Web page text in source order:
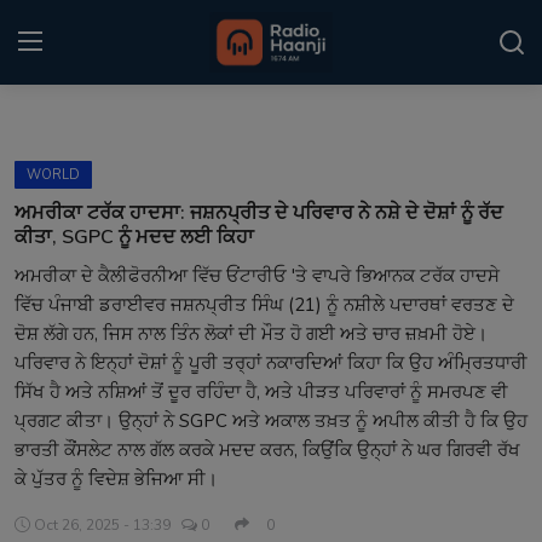
Home
Punjabi Podcast
Kitaab Kahani
Gallery
Sponsors
Matrimonial
Event
WORLD
ਅਮਰੀਕਾ ਟਰੱਕ ਹਾਦਸਾ: ਜਸ਼ਨਪ੍ਰੀਤ ਦੇ ਪਰਿਵਾਰ ਨੇ ਨਸ਼ੇ ਦੇ ਦੋਸ਼ਾਂ ਨੂੰ ਰੱਦ
ਕੀਤਾ, SGPC ਨੂੰ ਮਦਦ ਲਈ ਕਿਹਾ
ਅਮਰੀਕਾ ਦੇ ਕੈਲੀਫੋਰਨੀਆ ਵਿੱਚ ਓਂਟਾਰੀਓ 'ਤੇ ਵਾਪਰੇ ਭਿਆਨਕ ਟਰੱਕ ਹਾਦਸੇ
ਵਿੱਚ ਪੰਜਾਬੀ ਡਰਾਈਵਰ ਜਸ਼ਨਪ੍ਰੀਤ ਸਿੰਘ (21) ਨੂੰ ਨਸ਼ੀਲੇ ਪਦਾਰਥਾਂ ਵਰਤਣ ਦੇ
ਦੋਸ਼ ਲੱਗੇ ਹਨ, ਜਿਸ ਨਾਲ ਤਿੰਨ ਲੋਕਾਂ ਦੀ ਮੌਤ ਹੋ ਗਈ ਅਤੇ ਚਾਰ ਜ਼ਖ਼ਮੀ ਹੋਏ।
ਪਰਿਵਾਰ ਨੇ ਇਨ੍ਹਾਂ ਦੋਸ਼ਾਂ ਨੂੰ ਪੂਰੀ ਤਰ੍ਹਾਂ ਨਕਾਰਦਿਆਂ ਕਿਹਾ ਕਿ ਉਹ ਅੰਮ੍ਰਿਤਧਾਰੀ
ਸਿੱਖ ਹੈ ਅਤੇ ਨਸ਼ਿਆਂ ਤੋਂ ਦੂਰ ਰਹਿੰਦਾ ਹੈ, ਅਤੇ ਪੀੜਤ ਪਰਿਵਾਰਾਂ ਨੂੰ ਸਮਰਪਣ ਵੀ
ਪ੍ਰਗਟ ਕੀਤਾ। ਉਨ੍ਹਾਂ ਨੇ SGPC ਅਤੇ ਅਕਾਲ ਤਖ਼ਤ ਨੂੰ ਅਪੀਲ ਕੀਤੀ ਹੈ ਕਿ ਉਹ
ਭਾਰਤੀ ਕੌਂਸਲੇਟ ਨਾਲ ਗੱਲ ਕਰਕੇ ਮਦਦ ਕਰਨ, ਕਿਉਂਕਿ ਉਨ੍ਹਾਂ ਨੇ ਘਰ ਗਿਰਵੀ ਰੱਖ
ਕੇ ਪੁੱਤਰ ਨੂੰ ਵਿਦੇਸ਼ ਭੇਜਿਆ ਸੀ।
Oct 26, 2025 - 13:39 0 0